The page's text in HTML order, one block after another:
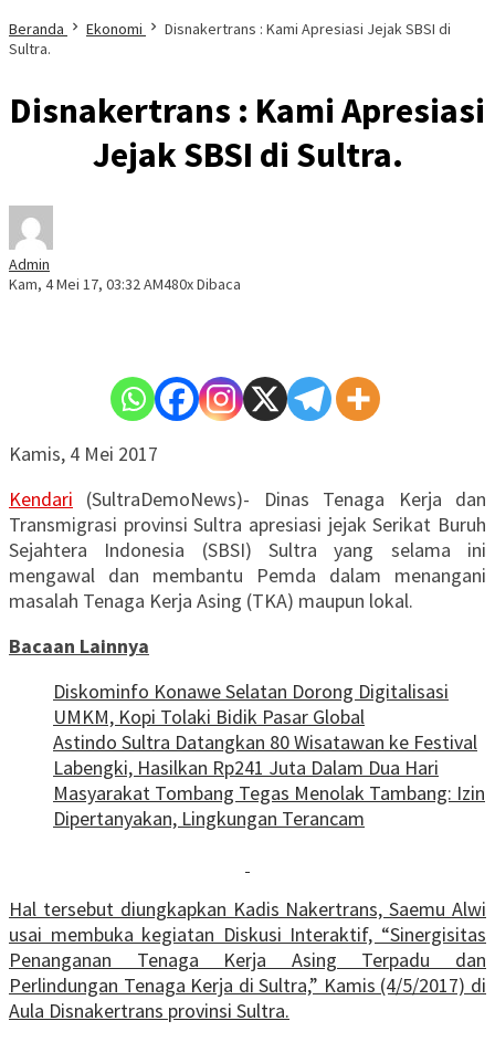
Beranda
Ekonomi
Disnakertrans : Kami Apresiasi Jejak SBSI di
Sultra.
Disnakertrans : Kami Apresiasi
Jejak SBSI di Sultra.
Admin
Kam, 4 Mei 17, 03:32 AM480x Dibaca
Kamis, 4 Mei 2017
Kendari (SultraDemoNews)- Dinas Tenaga Kerja dan
Transmigrasi provinsi Sultra apresiasi jejak Serikat Buruh
Sejahtera Indonesia (SBSI) Sultra yang selama ini
mengawal dan membantu Pemda dalam menangani
masalah Tenaga Kerja Asing (TKA) maupun lokal.
Bacaan Lainnya
Diskominfo Konawe Selatan Dorong Digitalisasi
UMKM, Kopi Tolaki Bidik Pasar Global
Astindo Sultra Datangkan 80 Wisatawan ke Festival
Labengki, Hasilkan Rp241 Juta Dalam Dua Hari
Masyarakat Tombang Tegas Menolak Tambang: Izin
Dipertanyakan, Lingkungan Terancam
Hal tersebut diungkapkan Kadis Nakertrans, Saemu Alwi
usai membuka kegiatan Diskusi Interaktif, “Sinergisitas
Penanganan Tenaga Kerja Asing Terpadu dan
Perlindungan Tenaga Kerja di Sultra,” Kamis (4/5/2017) di
Aula Disnakertrans provinsi Sultra.